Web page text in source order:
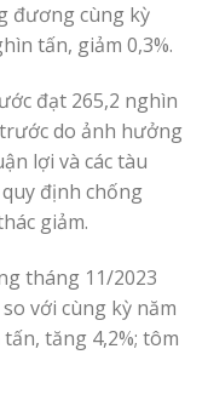
đương cùng kỳ
tấn, giảm 0,3%.
đạt 265,2 nghìn
do ảnh hưởng
lợi và các tàu
định chống
giảm.
tháng 11/2023
với cùng kỳ năm
tăng 4,2%; tôm